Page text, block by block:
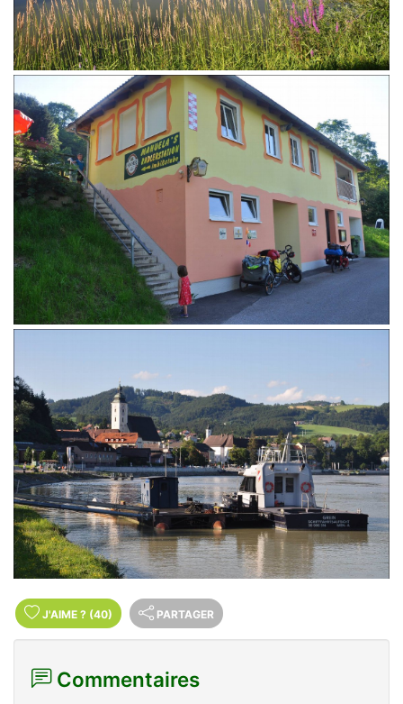
J'AIME ? (40) PARTAGER
Commentaires